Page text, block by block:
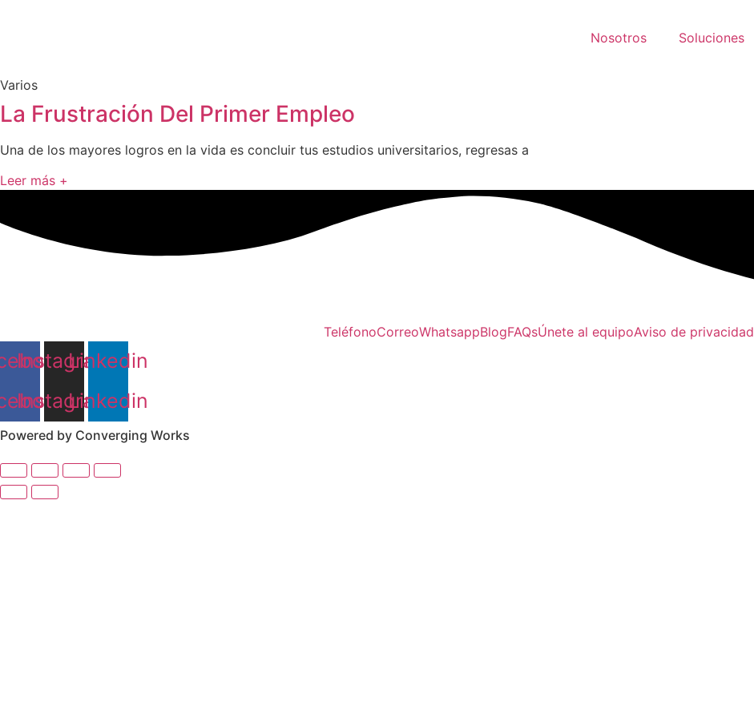
Nosotros Soluciones
Varios
La Frustración Del Primer Empleo
Una de los mayores logros en la vida es concluir tus estudios universitarios, regresas a
Leer más +
TeléfonoCorreoWhatsappBlogFAQsÚnete al equipoAviso de privacidad
Instagram
Linkedin
Instagram
Linkedin
Powered by Converging Works